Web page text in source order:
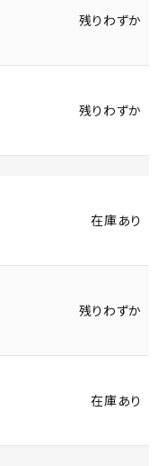
残りわずか
残りわずか
在庫あり
残りわずか
在庫あり